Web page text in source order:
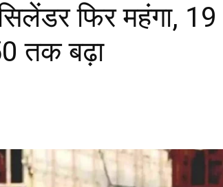
फिर महंगा, 19
तक बढ़ा